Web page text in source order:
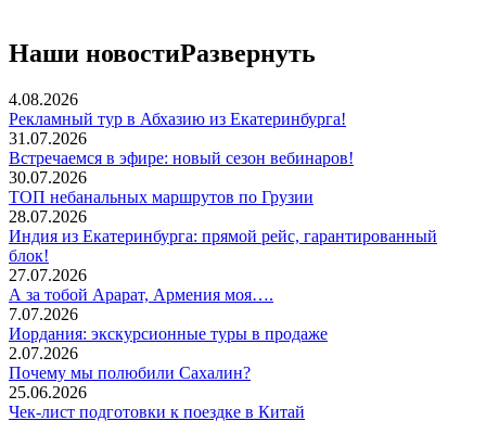
Наши новостиРазвернуть
4.08.2026
Рекламный тур в Абхазию из Екатеринбурга!
31.07.2026
Встречаемся в эфире: новый сезон вебинаров!
30.07.2026
ТОП небанальных маршрутов по Грузии
28.07.2026
Индия из Екатеринбурга: прямой рейс, гарантированный
блок!
27.07.2026
А за тобой Арарат, Армения моя….
7.07.2026
Иордания: экскурсионные туры в продаже
2.07.2026
Почему мы полюбили Сахалин?
25.06.2026
Чек-лист подготовки к поездке в Китай